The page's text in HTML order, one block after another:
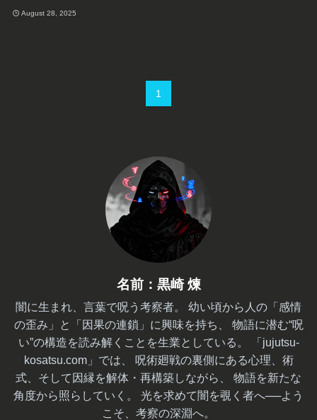
August 28, 2025
1
名前：黒崎 煉
闇に生まれ、言葉で呪う考察者。 幼い頃から人の「感情
の歪み」と「因果の連鎖」に興味を持ち、 物語に潜む“呪
い”の構造を読み解くことを生業としている。 「jujutsu-
kosatsu.com」では、 呪術廻戦の裏側にある心理、術
式、そして因縁を解体・再構築しながら、 物語を新たな
角度から照らしていく。 光を求めて闇を覗く者へ──よう
こそ、考察の深淵へ。